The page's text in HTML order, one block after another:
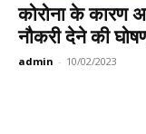
कोरोना के कारण
नौकरी देने की
admin - 10/02/2023